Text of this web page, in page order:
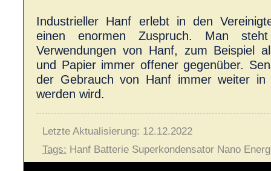
Industrieller Hanf erlebt in den
einen enormen Zuspruch. Man
Verwendungen von Hanf, zum Beispiel
und Papier immer offener gegenüber.
der Gebrauch von Hanf immer weiter in
werden wird.
Letzte Aktualisierung: 12.12.2022
Tags: Hanf Batterie Superkondensator Nano